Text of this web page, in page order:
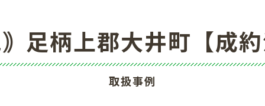
取扱事例
足柄上郡大井町【成